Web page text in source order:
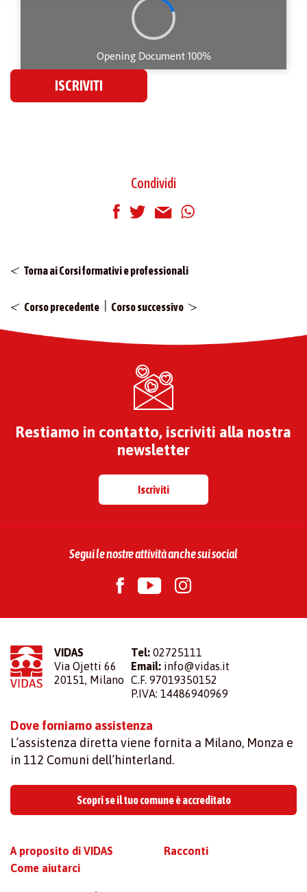
ISCRIVITI
Condividi
Torna ai Corsi formativi e professionali
Corso precedente Corso successivo
Restiamo in contatto, iscriviti alla nostra
newsletter
Iscriviti
Segui le nostre attività anche sui social
VIDAS
Via Ojetti 66
20151, Milano
Tel: 02725111
Email: info@vidas.it
C.F. 97019350152
P.IVA: 14486940969
Dove forniamo assistenza
L’assistenza diretta viene fornita a Milano, Monza e
in 112 Comuni dell’hinterland.
Scopri se il tuo comune è accreditato
A proposito di VIDAS
Come aiutarci
Racconti